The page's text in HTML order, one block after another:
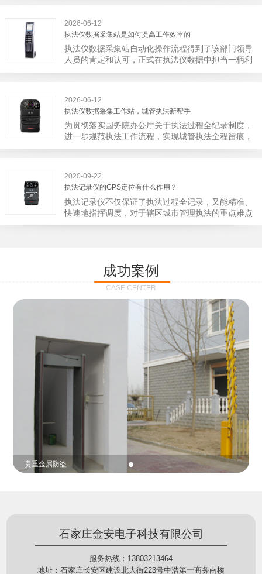
大体只有两个，其一，安装安检门是否会激化矛盾。
其二，安装安检门可以防范于未然。1月6号当天，南
宁市第二医院刚试行安检的首日，检查出10多把各类
刀具和一把管制类刀具。近来伤医事件屡屡发生，安
装安检门可以缓解医生安全感不足的问题，同时安检
2026-06-12
执法仪数据采集站是如何提高工作效率的
执法仪数据采集站自动化操作流程得到了该部门领导
人员的肯定和认可，正式在执法仪数据中担当一柄利
剑。 执法仪数据采集站对于执法仪数据资料的管理
备能自动读取目标对象，并同步到采集站中，此外设
备具有断点续传的功能，如果碰到网络故障，可以从
已经上传或下载的部分开始继续上传下载未完成的部
分，而没有必要从头开始上传下载，能节省时间，提
高速度。再者待数据传输完毕之后，执法仪数据采集
下次直接使用，提高执法仪数据效率。执法仪数据采
集站还具有强大的数据存储管理系统，后台统计不同
上传时段、不同重要级别的数据，将统计结果以图表
或者报表的形式呈现；设备设置有用户操作权限管
理，自动将用户警员编号与执法仪编号绑定，保障数
据的合法性，同时系统可设置每个警员的权限，明确
2026-06-12
执法仪数据采集工作站，城管执法新帮手
为贯彻落实国务院办公厅关于执法过程全纪录制度，
进一步规范执法工作流程，实现城管执法全程留痕，
深入推进执法队伍规范化建设，给城管执法工作添加
止了双方矛盾的发生。现在有了执法仪数据采集工作
站，执法队员的担忧便得到有效的解决。每个采集工
作站可支持多台执法记录仪设备同时上传数据，队员
当天使用当天上传，通过数据线接入到采集工作站，
它会自动读取所有的视频、音频、图片、日志等信
作站也能自动为执法记录仪充充电、校校时，做执法
记录仪的贴心小"保姆"。随着群众法律意识的逐步提
高，行政执法行为更加"阳光、透明"，通过工作站可
以随时调取证据视频，精准查阅现场资料，直戳了当
的展示给行政相对人看，有效的减少了行政相对人对
城管执法行为的误解，树立了执法的公信力。
2020-09-22
执法记录仪的GPS定位有什么作用？
执法记录仪不仅保证了执法过程全记录，又能精准、
快速地指挥调度，对于辖区城市管理执法的重点难点
也能一目了然，在城市管理工作信息化中发挥着重要
定位模块，可通过移动网络将位置信息实时发送到监
控中心，在平台的电子地图上显示出设备的具体位
置，实时查看执法人员到岗情况及根据执法环境迅速
调配周边执法人员。同时，内置NFC芯片，可支持身
份证查验等拓展功能，在实战中发挥着重要的作用，
能广泛应用于交警公安执法、卫生监督、城管执法、
海关执法、路政、质量监督、林业园林、消防、质量
监督、公路铁路等各个领域。
成功案例
CASE CENTER
贵重金属防盗
石家庄金安电子科技有限公司
服务热线：13803213464
地址：石家庄长安区建设北大街223号中浩第一商务南楼